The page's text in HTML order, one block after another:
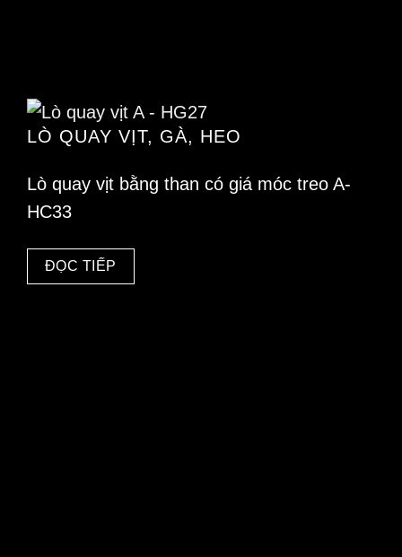
LÒ QUAY VỊT, GÀ, HEO
Lò quay vịt bằng than có giá móc treo A-
HC33
ĐỌC TIẾP